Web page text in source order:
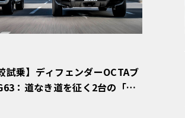
試乗】ディフェンダーOCTAブ
：道なき道を征く2台の「対